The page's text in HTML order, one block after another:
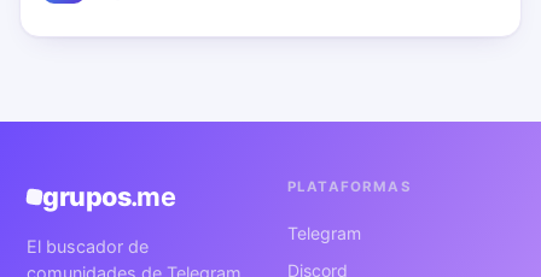
grupos.me
El buscador de
PLATAFORMAS
Telegram
Discord